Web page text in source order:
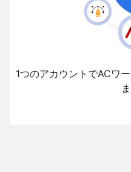
1つのアカウントでACワ